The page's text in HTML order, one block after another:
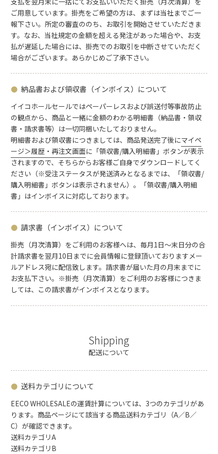
ご用意しています。掛売をご希望の方は、まずは当社までご一
報下さい。所定の審査ののち、お取引を開始させていただきま
す。なお、当社規定の金額を超える発注があった場合や、お支
払が遅延した場合には、掛売でのお取引を中断させていただく
場合がございます。あらかじめご了承下さい。
納品書および領収書（インボイス）について
イイコホールセールではペーパーレスおよび誤送付等事故防止
の観点から、商品と一緒に金額のわかる明細書（納品書・領収
書・請求書等）は一切同梱いたしておりません。
明細書および領収書につきましては、商品発送完了後にマイペ
ージ＞履歴・再注文画面に「領収書/購入明細書」ボタンが表示
されますので、そちらからお客様ご自身でダウンロードしてく
ださい（※受注ステータスが発送済みとなるまでは、「領収書/
購入明細書」ボタンは表示されません）。「領収書/購入明細
書」はインボイスに対応しております。
請求書（インボイス） について
掛売（月次清算）をご利用のお客様へは、毎月1日～末日分の合
計請求書を翌月10日までに会員情報に登録頂いておりますメー
ルアドレス宛に配信致します。請求書が届いた月の月末までに
お支払下さい。※掛売（月次清算）をご利用のお客様につきま
しては、この請求書がインボイスとなります。
Shipping
配送について
送料カテゴリについて
EECO WHOLESALEの運賃計算については、3つのカテゴリがあ
ります。商品ページにて該当する商品送料カテゴリ（A／B／
C）が確認できます。
送料カテゴリA
送料カテゴリB